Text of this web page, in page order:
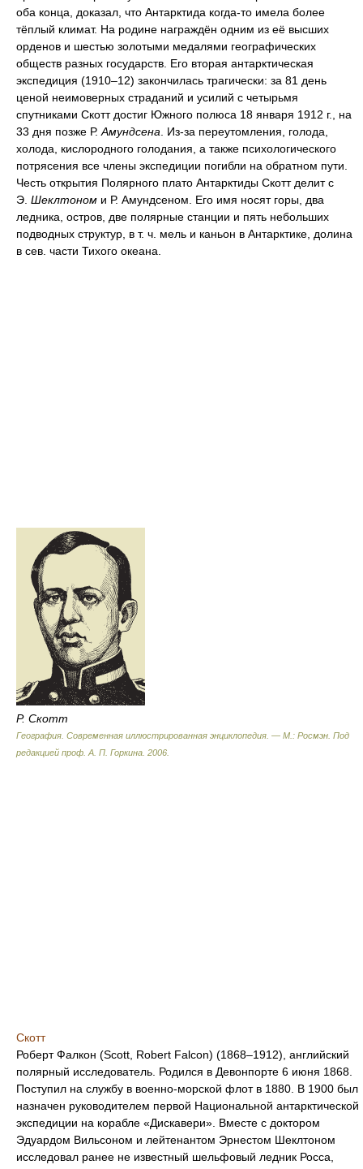
оба конца, доказал, что Антарктида когда-то имела более
тёплый климат. На родине награждён одним из её высших
орденов и шестью золотыми медалями географических
обществ разных государств. Его вторая антарктическая
экспедиция (1910–12) закончилась трагически: за 81 день
ценой неимоверных страданий и усилий с четырьмя
спутниками Скотт достиг Южного полюса 18 января 1912 г., на
33 дня позже Р. Амундсена . Из-за переутомления, голода,
холода, кислородного голодания, а также психологического
потрясения все члены экспедиции погибли на обратном пути.
Честь открытия Полярного плато Антарктиды Скотт делит с
Э. Шеклтоном и Р. Амундсеном. Его имя носят горы, два
ледника, остров, две полярные станции и пять небольших
подводных структур, в т. ч. мель и каньон в Антарктике, долина
в сев. части Тихого океана.
Р. Скотт
География. Современная иллюстрированная энциклопедия. — М.: Росмэн Под
редакцией проф. А. П. Горкина 2006
Скотт
Роберт Фалкон (Scott, Robert Falcon) (1868–1912), английский
полярный исследователь. Родился в Девонпорте 6 июня 1868.
Поступил на службу в военно-морской флот в 1880. В 1900 был
назначен руководителем первой Национальной антарктической
экспедиции на корабле «Дискавери». Вместе с доктором
Эдуардом Вильсоном и лейтенантом Эрнестом Шеклтоном
исследовал ранее не известный шельфовый ледник Росса,